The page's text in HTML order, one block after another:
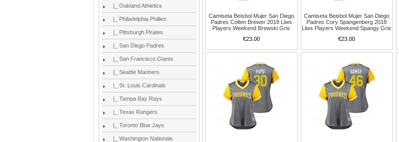
|_ Oakland Athletics
|_ Philadelphia Phillies
|_ Pittsburgh Pirates
|_ San Diego Padres
|_ San Francisco Giants
|_ Seattle Mariners
|_ St. Louis Cardinals
|_ Tampa Bay Rays
|_ Texas Rangers
|_ Toronto Blue Jays
|_ Washington Nationals
Camiseta Beisbol Mujer San Diego
Padres Colten Brewer 2018 Llws
Players Weekend Brewski Gris
€23.00
Camiseta Beisbol Mujer San Diego
Padres Cory Spangenberg 2018
Llws Players Weekend Spangy Gris
€23.00